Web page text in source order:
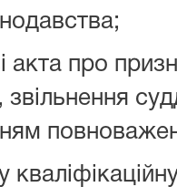
акта про
звільнення